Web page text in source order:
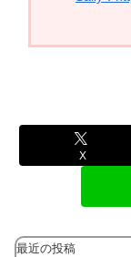
X
最近の投稿